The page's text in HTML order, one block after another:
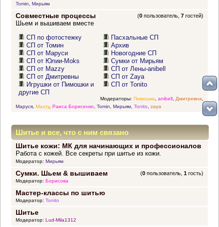
Tomin
Мирьям
Совместные процессы (0 пользователь,7 гостей)
Шьем и вышиваем вместе
СП по фотостежку
СП от Томин
СП от Маруси
СП от Юлии-Moks
СП от Mazzy
СП от Дмитревны
Игрушки от Пимошки и
другие СП
Пасхальные СП
Архив
Новогодние СП
Сумки от Мирьям
СП от Лены-anibell
СП от Zaya
СП от Tonito
Модераторы: Пимошка anibell, Дмитревна
Маруся, Mazzy, Раиса Борисенко, Tomin Мирьям, Tonito zaya
Шитье и все, что с ним связано
Шитье кожи: МК для начинающих и профессионалов
Работа с кожей. Все секреты при шитье из кожи.
Модератор: Мирьям
Сумки. Шьем & вышиваем (0 пользователь,1 гость)
Модератор: Борисова
Мастер-классы по шитью
Модератор: Tonito
Шитье
Модератор: Lud-Mila1312